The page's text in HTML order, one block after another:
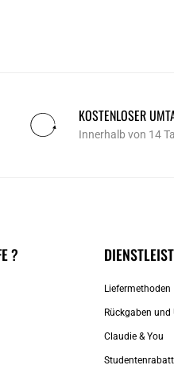
KOSTENLOSER
Innerhalb von 14
?
Liefermethoden
Rückgaben
Claudie & You